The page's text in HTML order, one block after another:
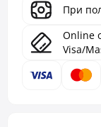
При
Online
Visa/